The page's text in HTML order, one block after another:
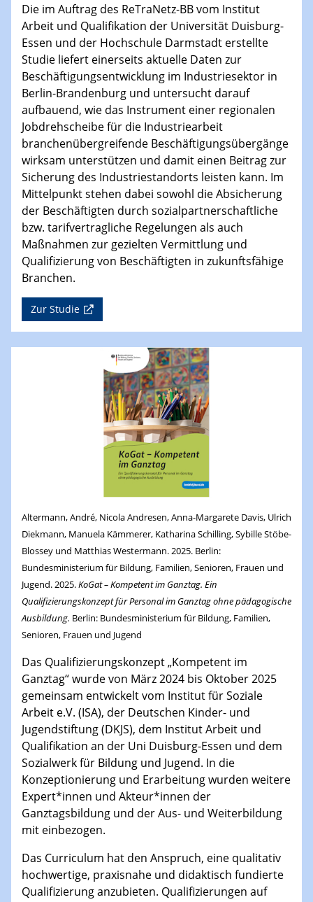
Die im Auftrag des ReTraNetz-BB vom Institut
Arbeit und Qualifikation der Universität Duisburg-
Essen und der Hochschule Darmstadt erstellte
Studie liefert einerseits aktuelle Daten zur
Beschäftigungsentwicklung im Industriesektor in
Berlin-Brandenburg und untersucht darauf
aufbauend, wie das Instrument einer regionalen
Jobdrehscheibe für die Industriearbeit
branchenübergreifende Beschäftigungsübergänge
wirksam unterstützen und damit einen Beitrag zur
Sicherung des Industriestandorts leisten kann. Im
Mittelpunkt stehen dabei sowohl die Absicherung
der Beschäftigten durch sozialpartnerschaftliche
bzw. tarifvertragliche Regelungen als auch
Maßnahmen zur gezielten Vermittlung und
Qualifizierung von Beschäftigten in zukunftsfähige
Branchen.
Zur Studie
Altermann, André, Nicola Andresen, Anna-Margarete Davis, Ulrich
Diekmann, Manuela Kämmerer, Katharina Schilling, Sybille Stöbe-
Blossey und Matthias Westermann. 2025. Berlin:
Bundesministerium für Bildung, Familien, Senioren, Frauen und
Jugend. 2025.KoGat – Kompetent im Ganztag. Ein
Qualifizierungskonzept für Personal im Ganztag ohne pädagogische
Ausbildung. Berlin: Bundesministerium für Bildung, Familien,
Senioren, Frauen und Jugend
Das Qualifizierungskonzept „Kompetent im
Ganztag“ wurde von März 2024 bis Oktober 2025
gemeinsam entwickelt vom Institut für Soziale
Arbeit e.V. (ISA), der Deutschen Kinder- und
Jugendstiftung (DKJS), dem Institut Arbeit und
Qualifikation an der Uni Duisburg-Essen und dem
Sozialwerk für Bildung und Jugend. In die
Konzeptionierung und Erarbeitung wurden weitere
Expert*innen und Akteur*innen der
Ganztagsbildung und der Aus- und Weiterbildung
mit einbezogen.
Das Curriculum hat den Anspruch, eine qualitativ
hochwertige, praxisnahe und didaktisch fundierte
Qualifizierung anzubieten. Qualifizierungen auf